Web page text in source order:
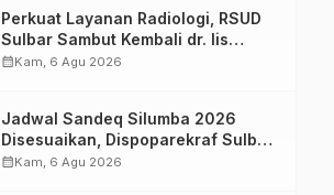
Perkuat Layanan Radiologi, RSUD
Sulbar Sambut Kembali dr. Iis
Imelda, Sp.Rad
calendar_monthKam, 6 Agu 2026
Jadwal Sandeq Silumba 2026
Disesuaikan, Dispoparekraf Sulbar
Pastikan Persiapan Tetap
calendar_monthKam, 6 Agu 2026